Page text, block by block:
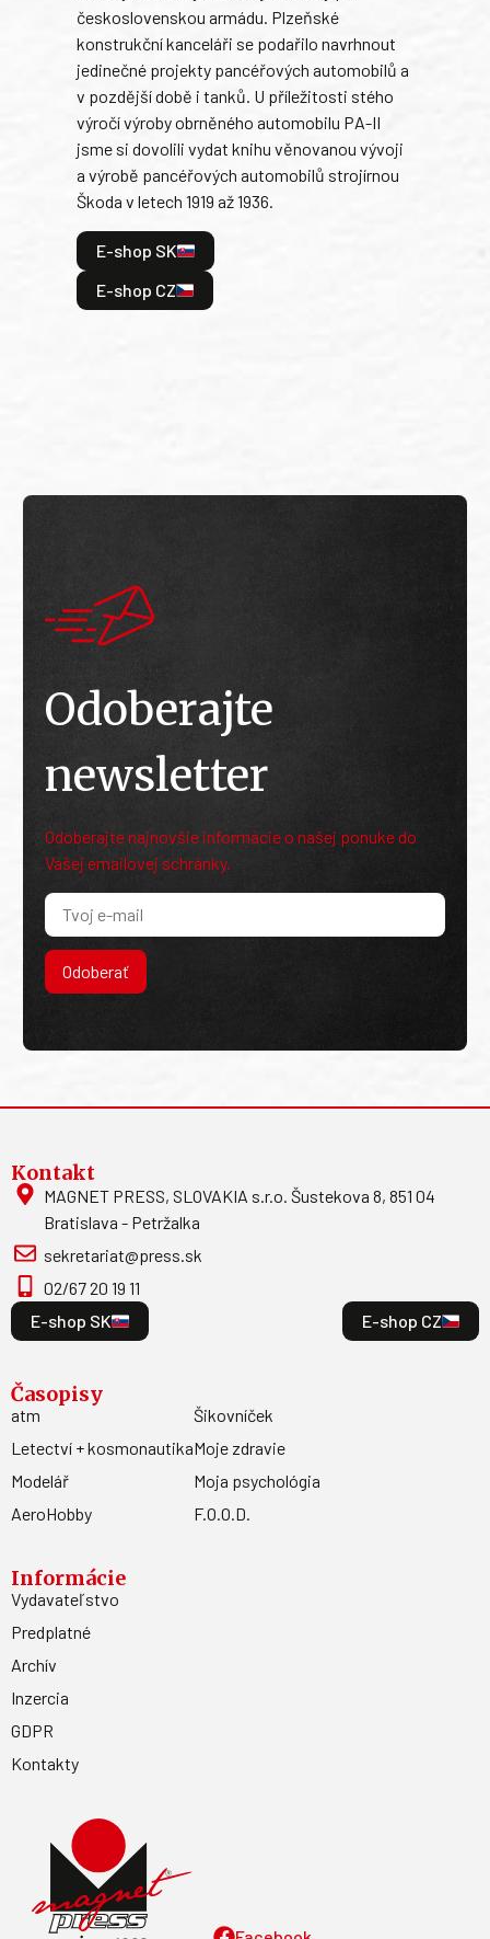
československou armádu. Plzeňské
konstrukční kanceláři se podařilo navrhnout
jedinečné projekty pancéřových automobilů a
v pozdější době i tanků. U příležitosti stého
výročí výroby obrněného automobilu PA-II
jsme si dovolili vydat knihu věnovanou vývoji
a výrobě pancéřových automobilů strojírnou
Škoda v letech 1919 až 1936.
E-shop SK
E-shop CZ
Odoberajte
newsletter
Odoberajte najnovšie informácie o našej ponuke do
Vašej emailovej schránky.
Odoberať
Kontakt
MAGNET PRESS, SLOVAKIA s.r.o. Šustekova 8, 851 04
Bratislava - Petržalka
sekretariat@press.sk
02/67 20 19 11
E-shop SK
E-shop CZ
Časopisy
atm
Letectví + kosmonautika
Modelář
AeroHobby
Šikovníček
Moje zdravie
Moja psychológia
F.O.O.D.
Informácie
Vydavateľstvo
Predplatné
Archív
Inzercia
GDPR
Kontakty